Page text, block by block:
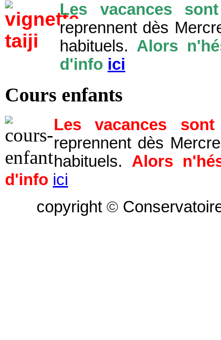
Les vacances
reprennent dès
habituels. Alors
d'info ici
Cours enfants
Les vacances
reprennent dès
habituels. Alors
d'info ici
copyright ©